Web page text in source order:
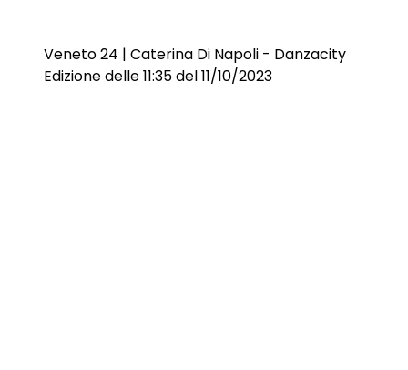
Veneto 24 | Caterina Di Napoli - Danzacity
Edizione delle 11:35 del 11/10/2023